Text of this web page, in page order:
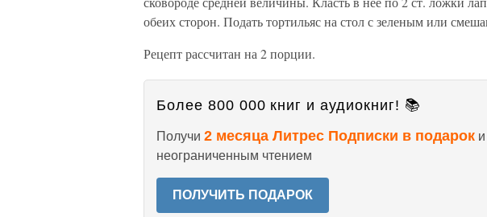
обеих сторон. Подать тортильяс на стол с зеленым или
Рецепт рассчитан на 2 порции.
Более 800 000 книг и аудиокниг! 📚
Получи 2 месяца Литрес Подписки в подарок
неограниченным чтением
ПОЛУЧИТЬ ПОДАРОК